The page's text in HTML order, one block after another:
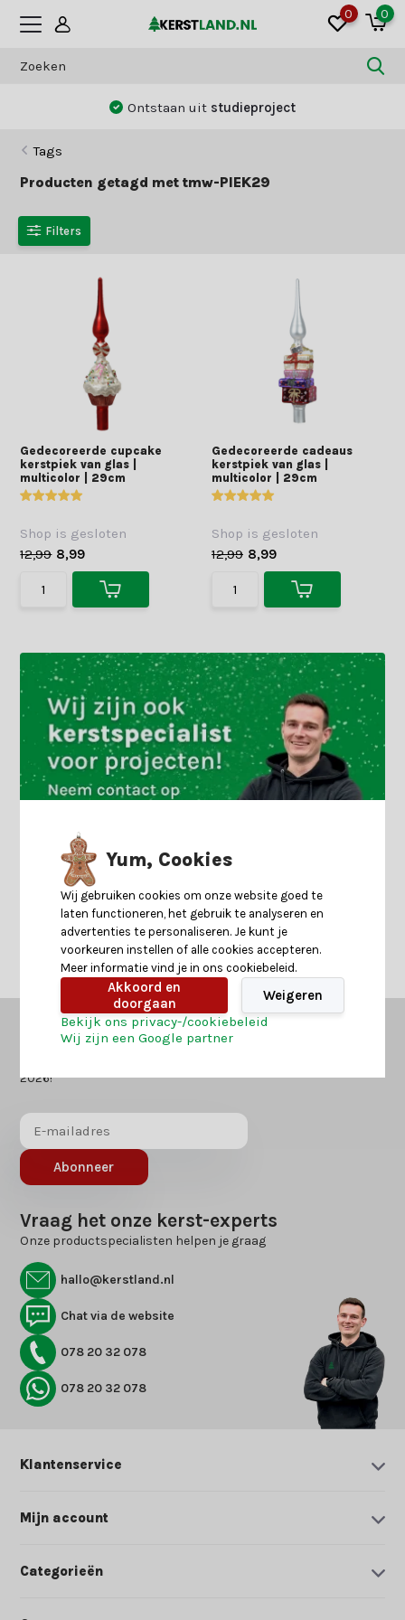
0 0
Ontstaan uit studieproject
Tags
Producten getagd met tmw-PIEK29
Filters
Gedecoreerde cupcake
kerstpiek van glas |
multicolor | 29cm
Shop is gesloten
12,99 8,99
Gedecoreerde cadeaus
kerstpiek van glas |
multicolor | 29cm
Shop is gesloten
12,99 8,99
Neem contact op
Kerstland.nlin jouw mailbox?
2026!
Abonneer
Vraag het onze kerst-experts
Onze productspecialisten helpen je graag
hallo@kerstland.nl
Chat via de website
078 20 32 078
078 20 32 078
Klantenservice
Mijn account
Categorieën
Yum, Cookies
Wij gebruiken cookies om onze website goed te
laten functioneren, het gebruik te analyseren en
advertenties te personaliseren. Je kunt je
voorkeuren instellen of alle cookies accepteren.
Meer informatie vind je in ons cookiebeleid.
Akkoord en
doorgaan
Weigeren
Bekijk ons privacy-/cookiebeleid
Wij zijn een Google partner